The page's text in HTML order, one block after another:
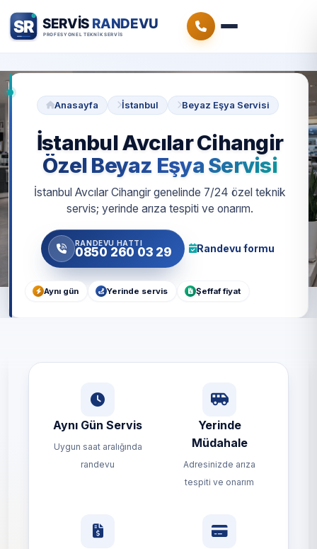
Anasayfa İstanbul Beyaz Eşya Servisi
İstanbul Avcılar Cihangir
Özel Beyaz Eşya Servisi
İstanbul Avcılar Cihangir genelinde 7/24 özel teknik
servis; yerinde arıza tespiti ve onarım.
RANDEVU HATTI
0850 260 03 29 Randevu formu
Aynı gün Yerinde servis Şeffaf fiyat
Aynı Gün Servis
Uygun saat aralığında
randevu
Yerinde
Müdahale
Adresinizde arıza
tespiti ve onarım